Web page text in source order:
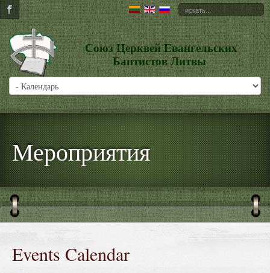
Союз Церквей Евангельских
Баптистов Литвы
Мероприятия
Events Calendar